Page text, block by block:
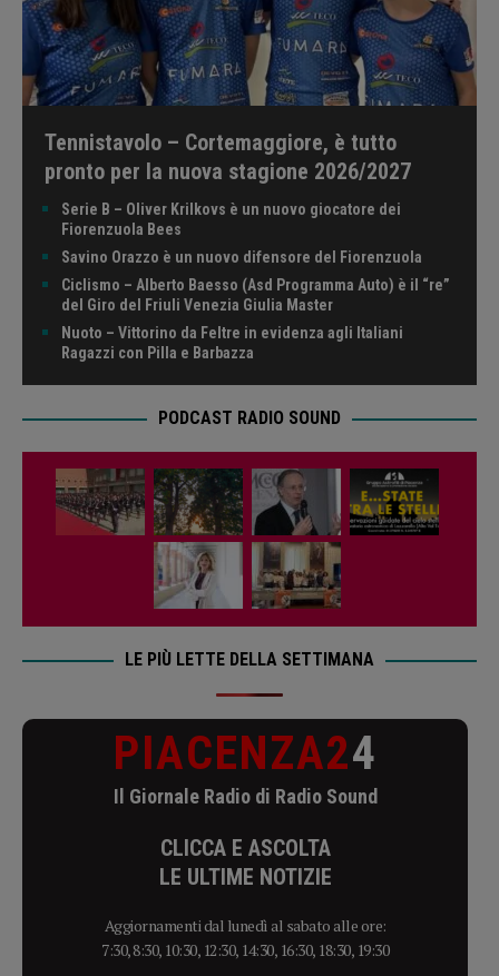
Tennistavolo – Cortemaggiore, è tutto
pronto per la nuova stagione 2026/2027
Serie B – Oliver Krilkovs è un nuovo giocatore dei
Fiorenzuola Bees
Savino Orazzo è un nuovo difensore del Fiorenzuola
Ciclismo – Alberto Baesso (Asd Programma Auto) è il “re”
del Giro del Friuli Venezia Giulia Master
Nuoto – Vittorino da Feltre in evidenza agli Italiani
Ragazzi con Pilla e Barbazza
PODCAST RADIO SOUND
LE PIÙ LETTE DELLA SETTIMANA
PIACENZA24
Il Giornale Radio di Radio Sound
CLICCA E ASCOLTA
LE ULTIME NOTIZIE
Aggiornamenti dal lunedì al sabato alle ore:
7:30, 8:30, 10:30, 12:30, 14:30, 16:30, 18:30, 19:30